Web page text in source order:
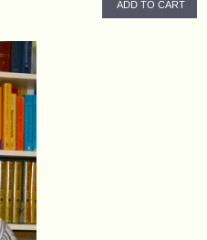
ADD TO CART